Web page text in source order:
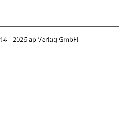
– 2026 ap Verlag GmbH